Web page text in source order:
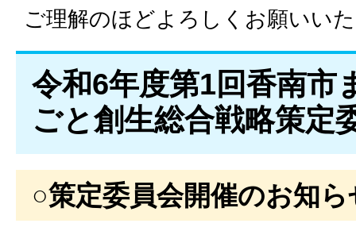
ご理解のほどよろしくお願いい
令和6年度第1回香南市
ごと創生総合戦略策定
○策定委員会開催のお知ら